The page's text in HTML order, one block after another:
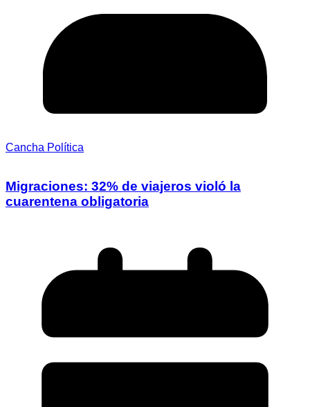
Cancha Política
Migraciones: 32% de viajeros violó la
cuarentena obligatoria